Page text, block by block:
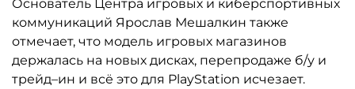
Основатель Центра игровых и киберспортивных
коммуникаций Ярослав Мешалкин также
отмечает, что модель игровых магазинов
держалась на новых дисках, перепродаже б/у и
трейд–ин и всё это для PlayStation исчезает.